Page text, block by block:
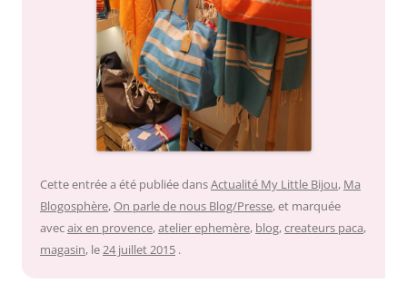
Cette entrée a été publiée dansActualité My Little Bijou, Ma
Blogosphère,On parle de nous Blog/Presse, et marquée
avecaix en provence,atelier ephemère, blog,createurs paca,
magasin, le24 juillet 2015 .